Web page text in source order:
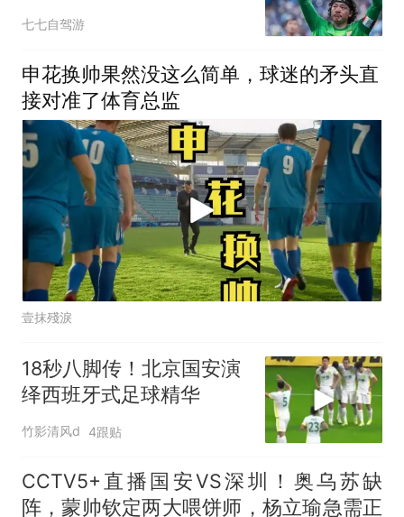
扑救改写偏见
七七自驾游
申花换帅果然没这么简单，球迷的矛头直
接对准了体育总监
壹抹殘淚
18秒八脚传！北京国安演
绎西班牙式足球精华
竹影清风d 4跟贴
CCTV5+直播国安VS深圳！奥乌苏缺
阵，蒙帅钦定两大喂饼师，杨立瑜急需正